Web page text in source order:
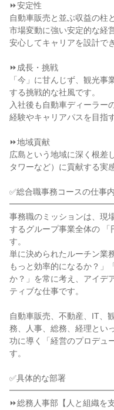
⏩安定性
自動車販売と並ぶ収益の柱
市場変動に強い安定的な経
安心してキャリアを設計で
⏩成長・挑戦
「今」に甘んじず、観光
する挑戦的な社風です。
入社後も自動車ディーラー
経験やキャリアパスを目指
⏩地域貢献
広島という地域に深く根差
タワーなど）に貢献する実
✅総合職事務コースの仕事
事務職のミッションは、現
するグループ事業全体の
す。
単に決められたルーチン業
もっと効率的になるか？」
か？」を常に考え、アイデ
ティブな仕事です。
自動車販売、不動産、IT、
務、人事、総務、経理とい
功に導く「経営のプロデュ
す。
✅具体的な部署
⏩総務人事部【人と組織を